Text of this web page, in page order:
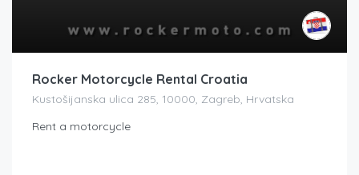
Rocker Motorcycle Rental Croatia
Kustošijanska ulica 285, 10000, Zagreb, Hrvatska
Rent a motorcycle